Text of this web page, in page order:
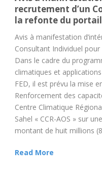
recrutement d’un
la refonte du portail
Avis à manifestation
Consultant Individuel
Dans le cadre du
climatiques et
FED, il est prévu la mise
Renforcement des
Centre Climatique
Sahel « CCR-AOS » sur
montant de huit millions
Read More